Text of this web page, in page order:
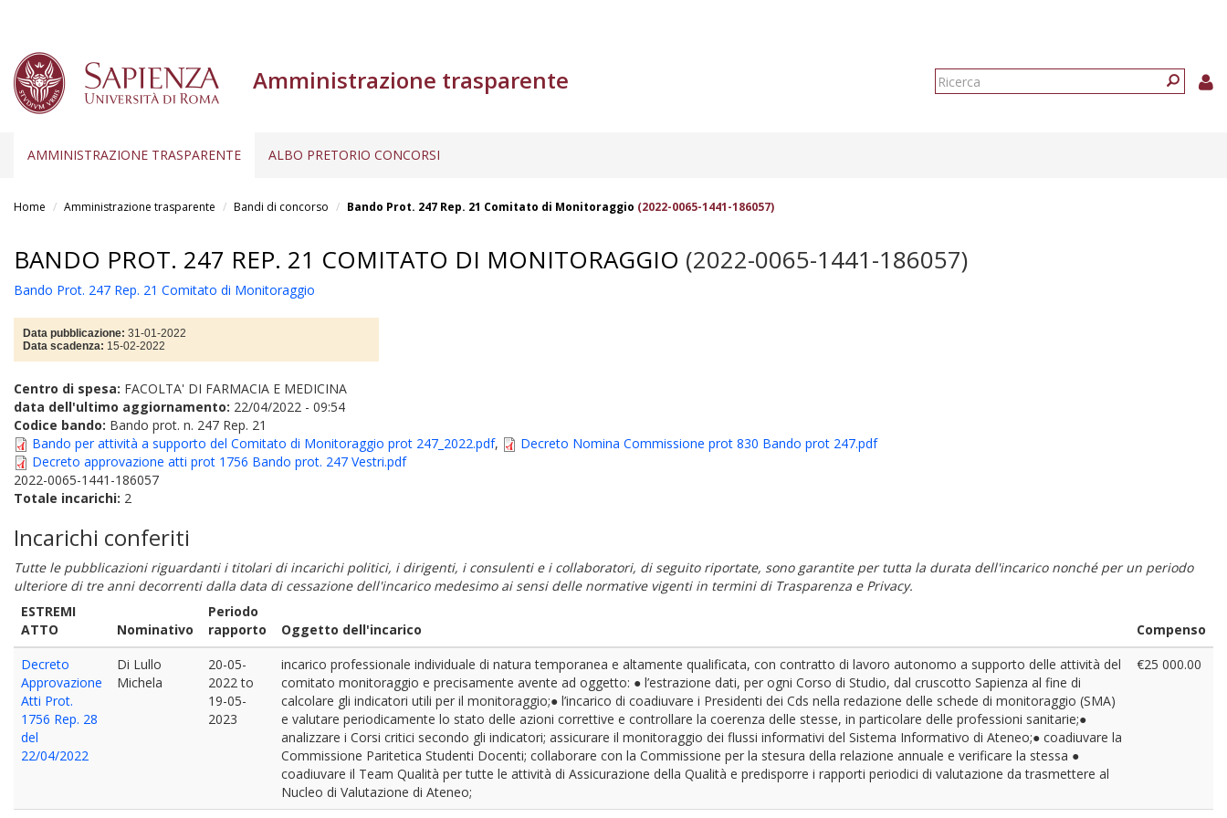
Amministrazione trasparente
Form
AMMINISTRAZIONE TRASPARENTE ALBO PRETORIO CONCORSI
Home Amministrazione trasparente Bandi di concorso Bando Prot. 247 Rep. 21 Comitato di Monitoraggio (2022-0065-1441-186057)
BANDO PROT. 247 REP. 21 COMITATO DI MONITORAGGIO (2022-0065-1441-186057)
Bando Prot. 247 Rep. 21 Comitato di Monitoraggio
Data pubblicazione: 31-01-2022
Data scadenza: 15-02-2022
Centro di spesa: FACOLTA' DI FARMACIA E MEDICINA
data dell'ultimo aggiornamento: 22/04/2022 - 09:54
Codice bando: Bando prot. n. 247 Rep. 21
Bando per attività a supporto del Comitato di Monitoraggio prot 247_2022.pdf,
Decreto Nomina Commissione prot 830 Bando prot 247.pdf
Decreto approvazione atti prot 1756 Bando prot. 247 Vestri.pdf
2022-0065-1441-186057
Totale incarichi: 2
Incarichi conferiti
Tutte le pubblicazioni riguardanti i titolari di incarichi politici, i dirigenti, i consulenti e i collaboratori, di seguito riportate, sono garantite per tutta la durata dell'incarico nonché per un periodo
ulteriore di tre anni decorrenti dalla data di cessazione dell'incarico medesimo ai sensi delle normative vigenti in termini di Trasparenza e Privacy.
ESTREMI
ATTO
Nominativo
Periodo
rapporto
Oggetto dell'incarico
Compenso
Decreto
Approvazione
Atti Prot.
1756 Rep. 28
del
22/04/2022
Di Lullo
Michela
20-05-
2022to
19-05-
2023
incarico professionale individuale di natura temporanea e altamente qualificata, con contratto di lavoro autonomo a supporto delle attività del
comitato monitoraggio e precisamente avente ad oggetto: ● l’estrazione dati, per ogni Corso di Studio, dal cruscotto Sapienza al fine di
calcolare gli indicatori utili per il monitoraggio;● l’incarico di coadiuvare i Presidenti dei Cds nella redazione delle schede di monitoraggio (SMA)
e valutare periodicamente lo stato delle azioni correttive e controllare la coerenza delle stesse, in particolare delle professioni sanitarie;●
analizzare i Corsi critici secondo gli indicatori; assicurare il monitoraggio dei flussi informativi del Sistema Informativo di Ateneo;● coadiuvare la
Commissione Paritetica Studenti Docenti; collaborare con la Commissione per la stesura della relazione annuale e verificare la stessa ●
coadiuvare il Team Qualità per tutte le attività di Assicurazione della Qualità e predisporre i rapporti periodici di valutazione da trasmettere al
Nucleo di Valutazione di Ateneo;
€25 000.00